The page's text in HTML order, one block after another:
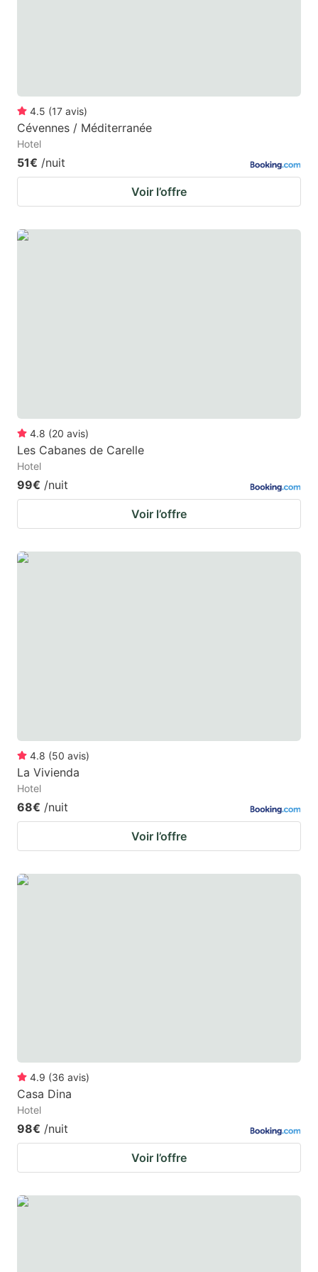
4.5 (17 avis)
Cévennes / Méditerranée
Hotel
51€ /nuit
Voir l’offre
4.8 (20 avis)
Les Cabanes de Carelle
Hotel
99€ /nuit
Voir l’offre
4.8 (50 avis)
La Vivienda
Hotel
68€ /nuit
Voir l’offre
4.9 (36 avis)
Casa Dina
Hotel
98€ /nuit
Voir l’offre